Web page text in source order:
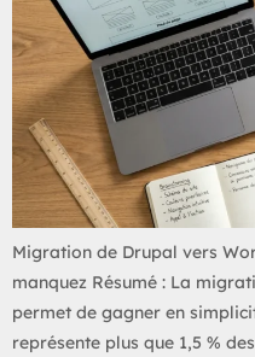
Migration de Drupal vers
manquez Résumé : La
permet de gagner en
représente plus que 1,5 %